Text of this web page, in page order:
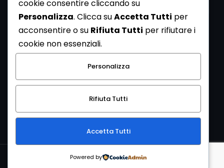
Se vuoi ricevere la Rivista gratuita di archeologia realizzata
dalla Redazione di ArcheoMedia iscriviti alla nostra
Newsletter [Clicca Qui]
Con l'invio del messaggio l'utente dichiara di aver letto
l’informativa sulla privacy e di acconsentire al trattamento
dei propri dati personali.
Copyright © 1999-2026Mediares S.c.PI 07341730013 - [
cookie consentire cliccando su
Personalizza. Clicca suAccetta Tutti per
acconsentire o su Rifiuta Tutti per rifiutare i
cookie non essenziali.
Personalizza
Rifiuta Tutti
Accetta Tutti
Powered by